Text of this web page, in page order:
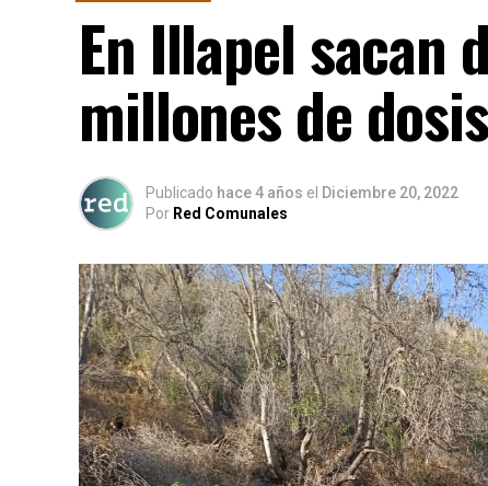
En Illapel sacan
millones de
Publicado hace 4 años el Diciembre 20, 2022
Por Red Comunales